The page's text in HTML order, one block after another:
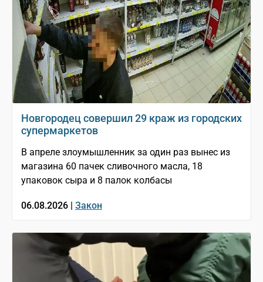
Новгородец совершил 29 краж из городских
супермаркетов
В апреле злоумышленник за один раз вынес из
магазина 60 пачек сливочного масла, 18
упаковок сыра и 8 палок колбасы
06.08.2026 | Закон